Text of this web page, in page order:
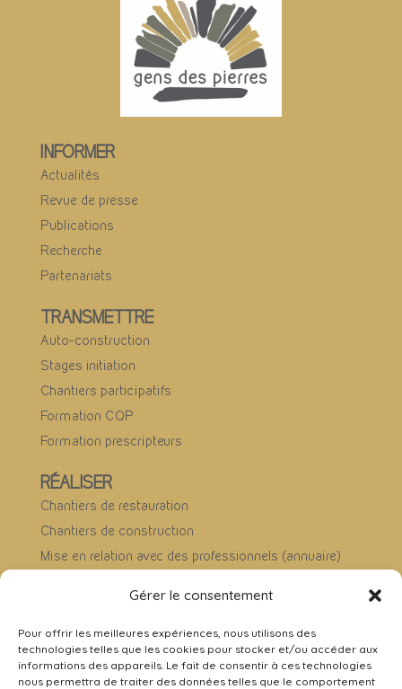
Gérer le consentement
Pour offrir les meilleures expériences, nous utilisons des
technologies telles que les cookies pour stocker et/ou accéder aux
informations des appareils. Le fait de consentir à ces technologies
nous permettra de traiter des données telles que le comportement
INFORMER
Actualités
Revue de presse
Publications
Recherche
Partenariats
TRANSMETTRE
Auto-construction
Stages initiation
Chantiers participatifs
Formation CQP
Formation prescripteurs
RÉALISER
Chantiers de restauration
Chantiers de construction
Mise en relation avec des professionnels (annuaire)
Nous contacter
Nous suivre :